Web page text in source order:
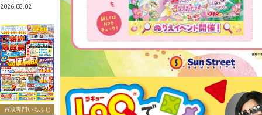
2026.08.02
買取専門いちふじ